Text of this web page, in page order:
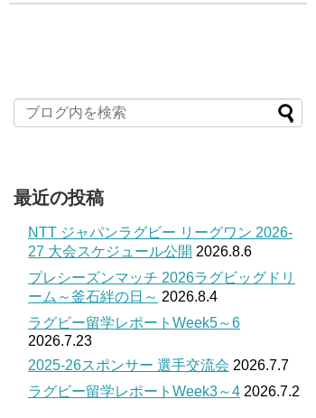
最近の投稿
NTT ジャパンラグビー リーグワン 2026-
27 大会スケジュール公開 2026.8.6
プレシーズンマッチ 2026ラグビッグドリ
ーム～釜石絆の日～ 2026.8.4
ラグビー留学レポートWeek5～6
2026.7.23
2025-26スポンサー 選手交流会 2026.7.7
ラグビー留学レポートWeek3～4 2026.7.2